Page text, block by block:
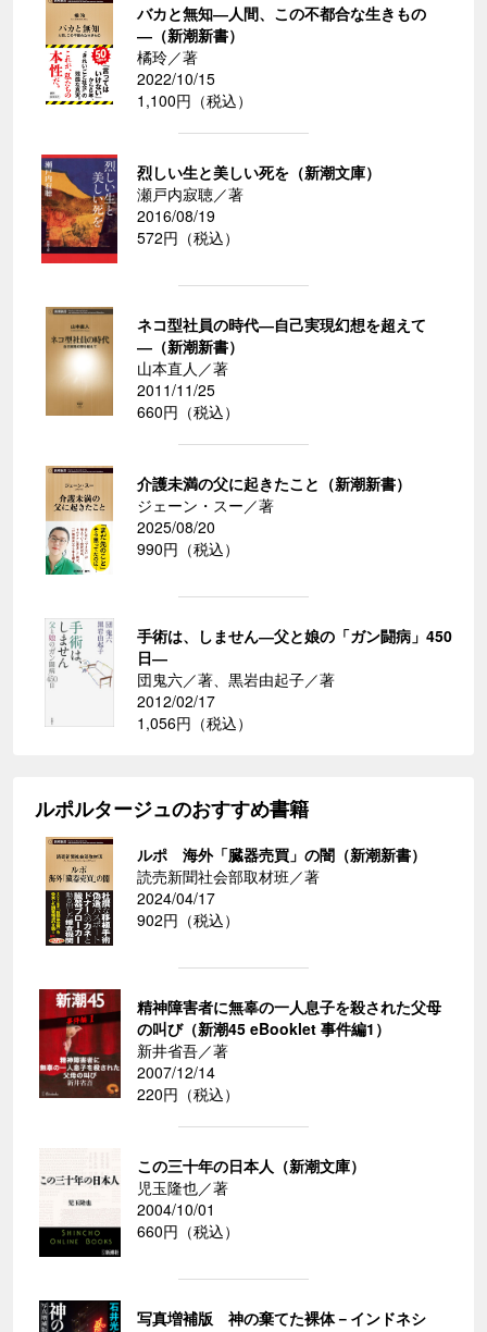
バカと無知―人間、この不都合な生きもの
―（新潮新書）
橘玲／著
2022/10/15
1,100円（税込）
烈しい生と美しい死を（新潮文庫）
瀬戸内寂聴／著
2016/08/19
572円（税込）
ネコ型社員の時代―自己実現幻想を超えて
―（新潮新書）
山本直人／著
2011/11/25
660円（税込）
介護未満の父に起きたこと（新潮新書）
ジェーン・スー／著
2025/08/20
990円（税込）
手術は、しません―父と娘の「ガン闘病」450
日―
団鬼六／著、黒岩由起子／著
2012/02/17
1,056円（税込）
ルポルタージュのおすすめ書籍
ルポ 海外「臓器売買」の闇（新潮新書）
読売新聞社会部取材班／著
2024/04/17
902円（税込）
精神障害者に無辜の一人息子を殺された父母
の叫び（新潮45 eBooklet 事件編1）
新井省吾／著
2007/12/14
220円（税込）
この三十年の日本人（新潮文庫）
児玉隆也／著
2004/10/01
660円（税込）
写真増補版 神の棄てた裸体－インドネシ